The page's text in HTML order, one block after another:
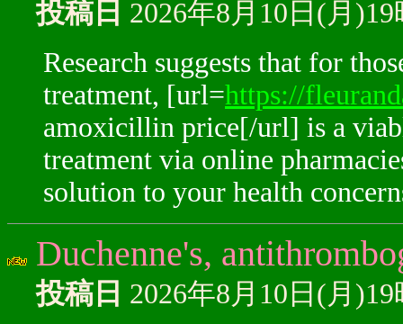
投稿日 2026年8月10日(月
Research suggests that for
treatment, [url=https://
amoxicillin price[/url] is a
treatment via online
solution to your health
Duchenne's,
投稿日 2026年8月10日(月